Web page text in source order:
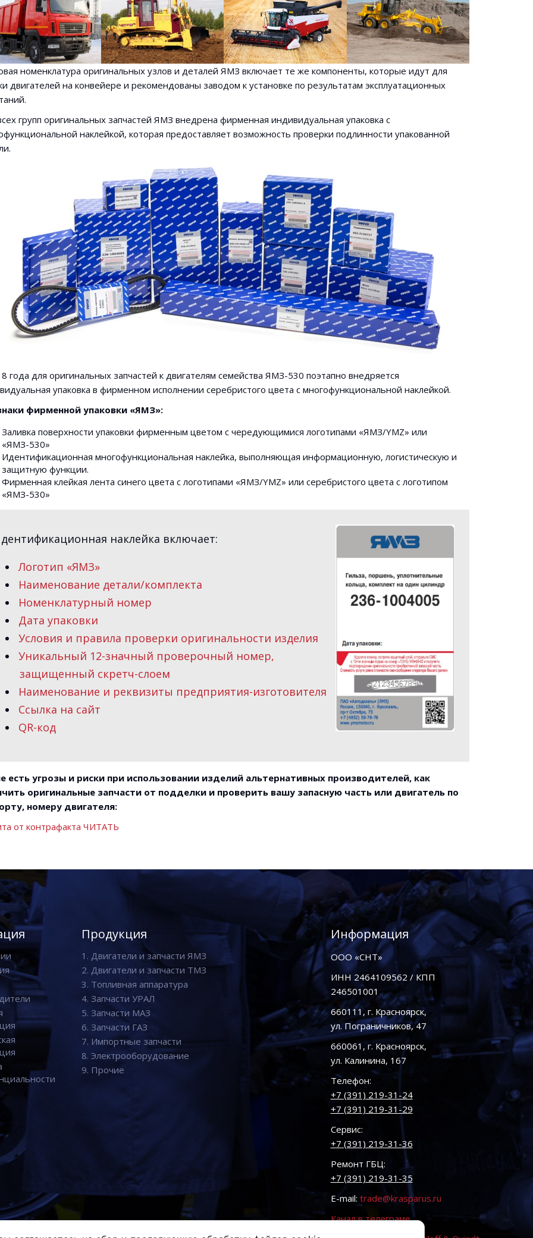
номенклатура оригинальных узлов и деталей ЯМЗ включает те же компоненты, которые идут для
двигателей на конвейере и рекомендованы заводом к установке по результатам эксплуатационных
групп оригинальных запчастей ЯМЗ внедрена фирменная индивидуальная упаковка с
наклейкой, которая предоставляет возможность проверки подлинности упакованной
года для оригинальных запчастей к двигателям семейства ЯМЗ-530 поэтапно внедряется
упаковка в фирменном исполнении серебристого цвета с многофункциональной наклейкой.
фирменной упаковки «ЯМЗ»:
Заливка поверхности упаковки фирменным цветом с чередующимися логотипами «ЯМЗ/YMZ» или
«ЯМЗ-530»
Идентификационная многофункциональная наклейка, выполняющая информационную, логистическую и
защитную функции.
Фирменная клейкая лента синего цвета с логотипами «ЯМЗ/YMZ» или серебристого цвета с логотипом
«ЯМЗ-530»
наклейка включает:
Логотип «ЯМЗ»
Наименование детали/комплекта
Номенклатурный номер
Дата упаковки
Условия и правила проверки оригинальности изделия
Уникальный 12-значный проверочный номер,
защищенный скретч-слоем
Наименование и реквизиты предприятия-изготовителя
Ссылка на сайт
QR-код
есть угрозы и риски при использовании изделий альтернативных производителей, как
оригинальные запчасти от подделки и проверить вашу запасную часть или двигатель по
номеру двигателя:
от контрафакта ЧИТАТЬ
Продукция
1. Двигатели и запчасти ЯМЗ
2. Двигатели и запчасти ТМЗ
3. Топливная аппаратура
4. Запчасти УРАЛ
5. Запчасти МАЗ
6. Запчасти ГАЗ
7. Импортные запчасти
8. Электрооборудование
9. Прочие
Информация
ООО «СНТ»
ИНН 2464109562 / КПП
246501001
660111, г. Красноярск,
ул. Пограничников, 47
660061, г. Красноярск,
ул. Калинина, 167
Телефон:
+7 (391) 219-31-24
+7 (391) 219-31-29
Сервис:
+7 (391) 219-31-36
Ремонт ГБЦ:
+7 (391) 219-31-35
E-mail: trade@krasparus.ru
Канал в телеграме